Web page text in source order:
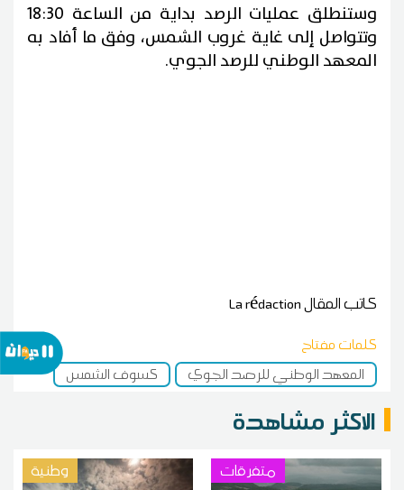
وستنطلق عمليات الرصد بداية من الساعة 18:30
وتتواصل إلى غاية غروب الشمس، وفق ما أفاد به
المعهد الوطني للرصد الجوي.
كاتب المقالLa rédaction
كلمات مفتاح
المعهد الوطني للرصد الجوي
كسوف الشمس
الاكثر مشاهدة
متفرقات وطنية